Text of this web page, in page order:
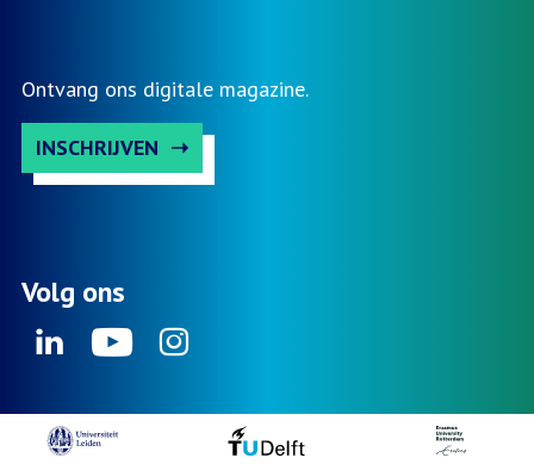
Ontvang ons digitale magazine.
INSCHRIJVEN
Volg ons